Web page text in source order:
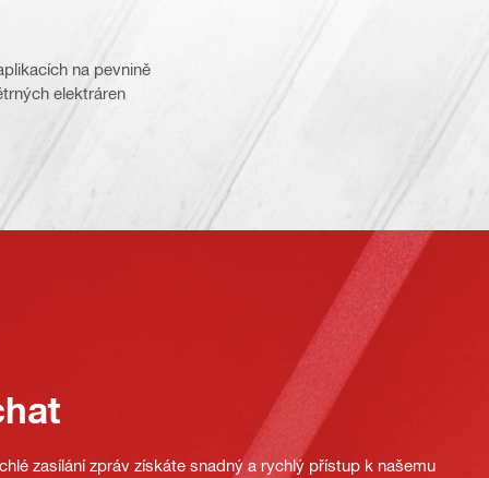
na pevnině
elektráren
zasílání zpráv získáte snadný a rychlý přístup k našemu